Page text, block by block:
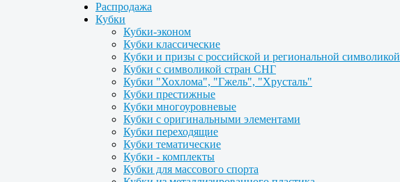
Распродажа
Кубки
Кубки-эконом
Кубки классические
Кубки и призы с российской и региональной символикой
Кубки с символикой стран СНГ
Кубки "Хохлома", "Гжель", "Хрусталь"
Кубки престижные
Кубки многоуровневые
Кубки с оригинальными элементами
Кубки переходящие
Кубки тематические
Кубки - комплекты
Кубки для массового спорта